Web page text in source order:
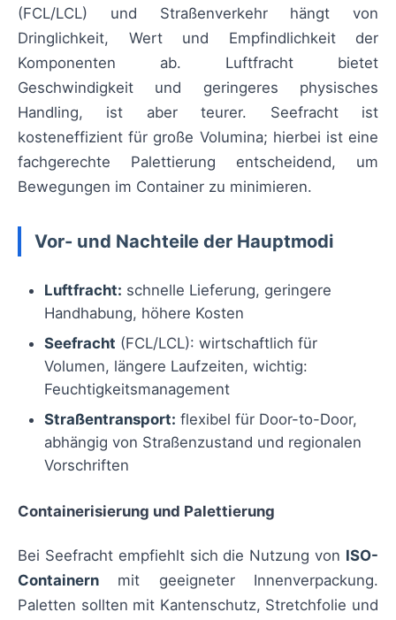
(FCL/LCL) und Straßenverkehr hängt von
Dringlichkeit, Wert und Empfindlichkeit der
Komponenten ab. Luftfracht bietet
Geschwindigkeit und geringeres physisches
Handling, ist aber teurer. Seefracht ist
kosteneffizient für große Volumina; hierbei ist eine
fachgerechte Palettierung entscheidend, um
Bewegungen im Container zu minimieren.
Vor- und Nachteile der Hauptmodi
Luftfracht: schnelle Lieferung, geringere
Handhabung, höhere Kosten
Seefracht (FCL/LCL): wirtschaftlich für
Volumen, längere Laufzeiten, wichtig:
Feuchtigkeitsmanagement
Straßentransport: flexibel für Door-to-Door,
abhängig von Straßenzustand und regionalen
Vorschriften
Containerisierung und Palettierung
Bei Seefracht empfiehlt sich die Nutzung von ISO-
Containern mit geeigneter Innenverpackung.
Paletten sollten mit Kantenschutz, Stretchfolie und